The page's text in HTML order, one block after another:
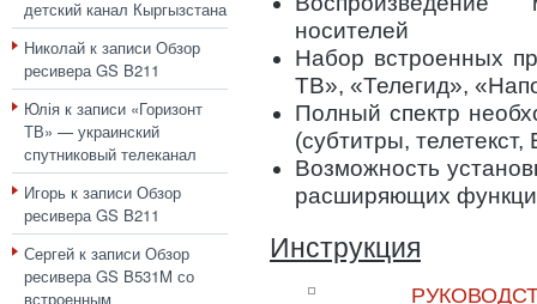
детский канал Кыргызстана
Николай к записи Обзор
ресивера GS B211
Юлія к записи «Горизонт
ТВ» — украинский
спутниковый телеканал
Игорь к записи Обзор
ресивера GS B211
Сергей к записи Обзор
ресивера GS B531M со
встроенным
носителей
Набор встроенных
ТВ», «Телегид»,
Полный спектр
(субтитры, телетекст,
Возможность
расширяющих
Инструкция